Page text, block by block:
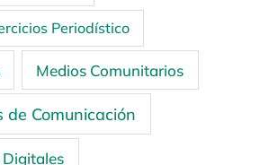
Periodístico
Medios Comunitarios
de Comunicación